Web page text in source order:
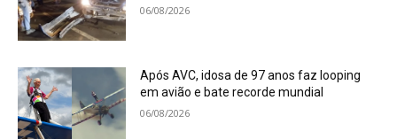
06/08/2026
Após AVC, idosa de 97 anos faz looping
em avião e bate recorde mundial
06/08/2026